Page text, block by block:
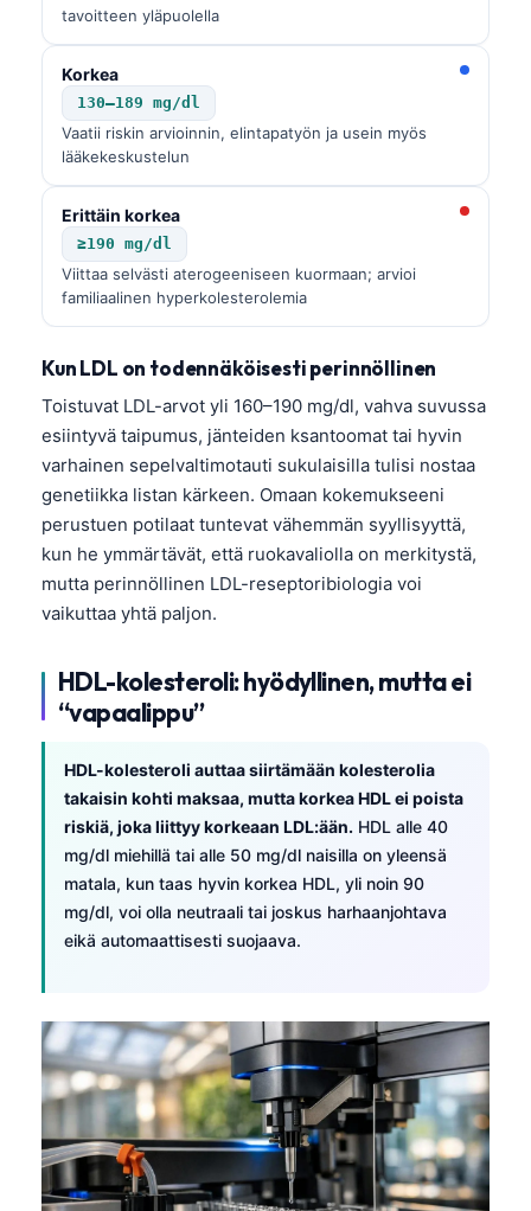
tavoitteen yläpuolella
Korkea
130–189 mg/dl
Vaatii riskin arvioinnin, elintapatyön ja usein myös
lääkekeskustelun
Erittäin korkea
≥190 mg/dl
Viittaa selvästi aterogeeniseen kuormaan; arvioi
familiaalinen hyperkolesterolemia
Kun LDL on todennäköisesti perinnöllinen
Toistuvat LDL-arvot yli 160–190 mg/dl, vahva suvussa
esiintyvä taipumus, jänteiden ksantoomat tai hyvin
varhainen sepelvaltimotauti sukulaisilla tulisi nostaa
genetiikka listan kärkeen. Omaan kokemukseeni
perustuen potilaat tuntevat vähemmän syyllisyyttä,
kun he ymmärtävät, että ruokavaliolla on merkitystä,
mutta perinnöllinen LDL-reseptoribiologia voi
vaikuttaa yhtä paljon.
HDL-kolesteroli: hyödyllinen, mutta ei
“vapaalippu”
HDL-kolesteroli auttaa siirtämään kolesterolia
takaisin kohti maksaa, mutta korkea HDL ei poista
riskiä, joka liittyy korkeaan LDL:ään. HDL alle 40
mg/dl miehillä tai alle 50 mg/dl naisilla on yleensä
matala, kun taas hyvin korkea HDL, yli noin 90
mg/dl, voi olla neutraali tai joskus harhaanjohtava
eikä automaattisesti suojaava.